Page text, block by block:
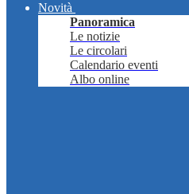
Novità
Panoramica
Le notizie
Le circolari
Calendario eventi
Albo online